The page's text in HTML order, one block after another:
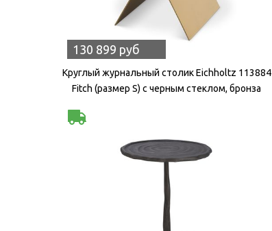
130 899 руб
Круглый журнальный столик Eichholtz 113884
Fitch (размер S) с черным стеклом, бронза